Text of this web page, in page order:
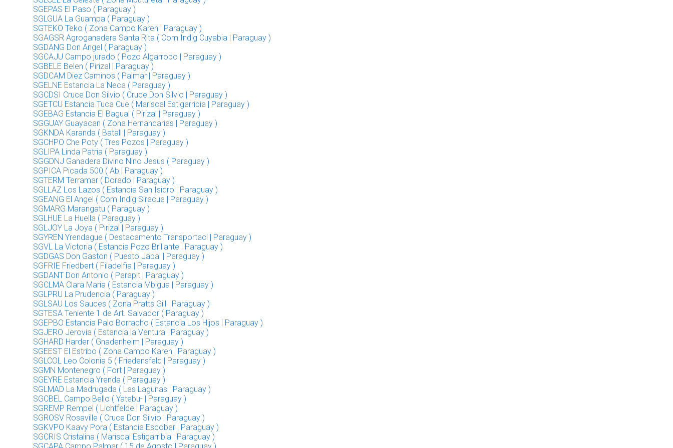
SGEPAS El Paso ( Paraguay )
SGLGUA La Guampa ( Paraguay )
SGTEKO Teko ( Zona Campo Karen | Paraguay )
SGAGSR Agroganadera Santa Rita ( Com Indig Cuyabia | Paraguay )
SGDANG Don Angel ( Paraguay )
SGCAJU Campo jurado ( Pozo Algarrobo | Paraguay )
SGBELE Belen ( Pirizal | Paraguay )
SGDCAM Diez Caminos ( Palmar | Paraguay )
SGELNE Estancia La Neca ( Paraguay )
SGCDSI Cruce Don Silvio ( Cruce Don Silvio | Paraguay )
SGETCU Estancia Tuca Cue ( Mariscal Estigarribia | Paraguay )
SGEBAG Estancia El Bagual ( Pirizal | Paraguay )
SGGUAY Guayacan ( Zona Hernandarias | Paraguay )
SGKNDA Karanda ( Batall | Paraguay )
SGCHPO Che Poty ( Tres Pozos | Paraguay )
SGLIPA Linda Patria ( Paraguay )
SGGDNJ Ganadera Divino Nino Jesus ( Paraguay )
SGPICA Picada 500 ( Ab | Paraguay )
SGTERM Terramar ( Dorado | Paraguay )
SGLLAZ Los Lazos ( Estancia San Isidro | Paraguay )
SGEANG El Angel ( Com Indig Siracua | Paraguay )
SGMARG Marangatu ( Paraguay )
SGLHUE La Huella ( Paraguay )
SGLJOY La Joya ( Pirizal | Paraguay )
SGYREN Yrendague ( Destacamento Transportaci | Paraguay )
SGVL La Victoria ( Estancia Pozo Brillante | Paraguay )
SGDGAS Don Gaston ( Puesto Jabal | Paraguay )
SGFRIE Friedbert ( Filadelfia | Paraguay )
SGDANT Don Antonio ( Parapit | Paraguay )
SGCLMA Clara Maria ( Estancia Mbigua | Paraguay )
SGLPRU La Prudencia ( Paraguay )
SGLSAU Los Sauces ( Zona Pratts Gill | Paraguay )
SGTESA Teniente 1 de Art. Salvador ( Paraguay )
SGEPBO Estancia Palo Borracho ( Estancia Los Hijos | Paraguay )
SGJERO Jerovia ( Estancia la Ventura | Paraguay )
SGHARD Harder ( Gnadenheim | Paraguay )
SGEEST El Estribo ( Zona Campo Karen | Paraguay )
SGLCOL Leo Colonia 5 ( Friedensfeld | Paraguay )
SGMN Montenegro ( Fort | Paraguay )
SGEYRE Estancia Yrenda ( Paraguay )
SGLMAD La Madrugada ( Las Lagunas | Paraguay )
SGCBEL Campo Bello ( Yatebu- | Paraguay )
SGREMP Rempel ( Lichtfelde | Paraguay )
SGROSV Rosaville ( Cruce Don Silvio | Paraguay )
SGKVPO Kaavy Pora ( Estancia Escobar | Paraguay )
SGCRIS Cristalina ( Mariscal Estigarribia | Paraguay )